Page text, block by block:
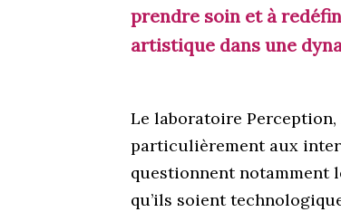
prendre soin et à
artistique dans une
Le laboratoire Perception,
particulièrement aux
questionnent notamment
qu’ils soient